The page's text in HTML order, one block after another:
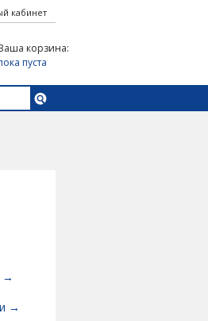
кабинет
корзина:
пуста
→
→